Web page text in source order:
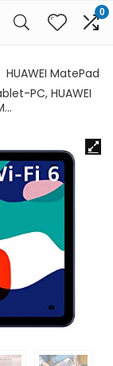
0
HUAWEI MatePad
PC, HUAWEI